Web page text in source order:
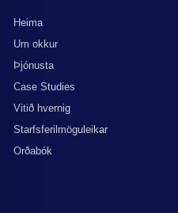
Heima
Um okkur
Þjónusta
Case Studies
Vitið hvernig
Starfsferilmöguleikar
Orðabók